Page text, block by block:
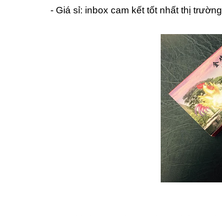
- Giá sỉ: inbox cam kết tốt nhất thị trường